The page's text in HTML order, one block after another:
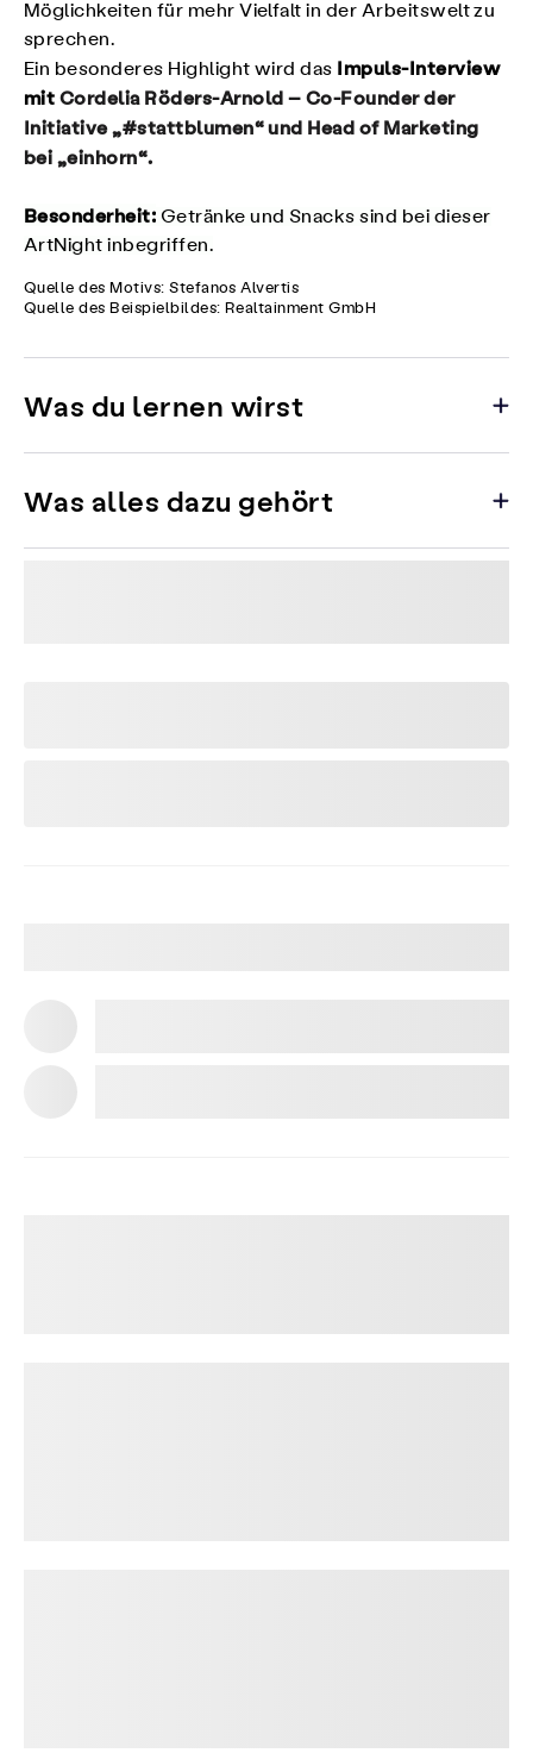
Möglichkeiten für mehr Vielfalt in der Arbeitswelt zu
sprechen.
Ein besonderes Highlight wird das Impuls-Interview
mit Cordelia Röders-Arnold – Co-Founder der
Initiative „#stattblumen“ und Head of Marketing
bei „einhorn“.
Besonderheit: Getränke und Snacks sind bei dieser
ArtNight inbegriffen.
Quelle des Motivs: Stefanos Alvertis
Quelle des Beispielbildes: Realtainment GmbH
Was du lernen wirst
Was alles dazu gehört